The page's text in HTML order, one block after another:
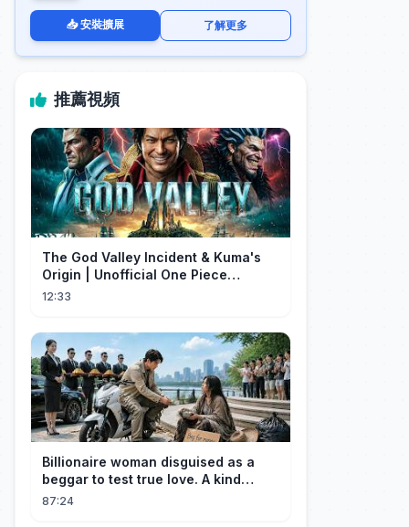
📥 安裝擴展 了解更多
推薦視頻
The God Valley Incident & Kuma's
Origin | Unofficial One Piece
Cinematic Tribute
12:33
Billionaire woman disguised as a
beggar to test true love. A kind
guard helped her and got rewarded!
87:24